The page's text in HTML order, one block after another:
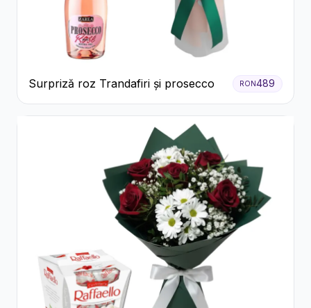
Surpriză roz Trandafiri și prosecco RON489